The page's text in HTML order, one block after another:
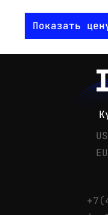
Показать